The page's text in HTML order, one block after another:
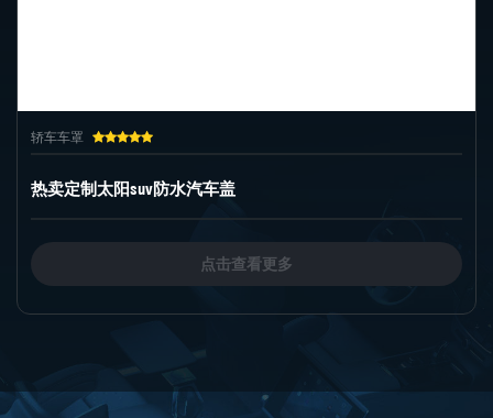
轿车车罩
工厂价格 全身防水汽车罩